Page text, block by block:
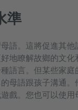
準
語。這將促進其
地瞭解故鄉的文
語言。但某些家庭
母語跟孩子溝通
戲。您也可以使用